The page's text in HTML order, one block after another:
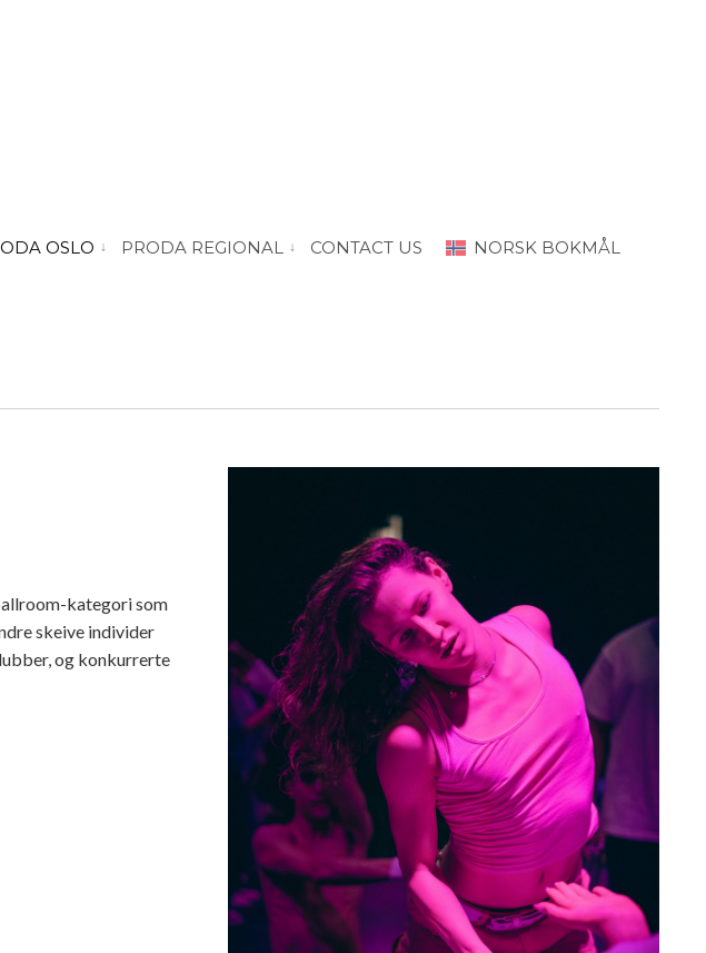
OSLO vis submeny for “PRODA Oslo”
PRODA REGIONAL vis submeny for “PRODA Regional”
CONTACT US NORSK BOKMÅL
Find Events
Views
List
kategori som
skeive individer
og konkurrerte